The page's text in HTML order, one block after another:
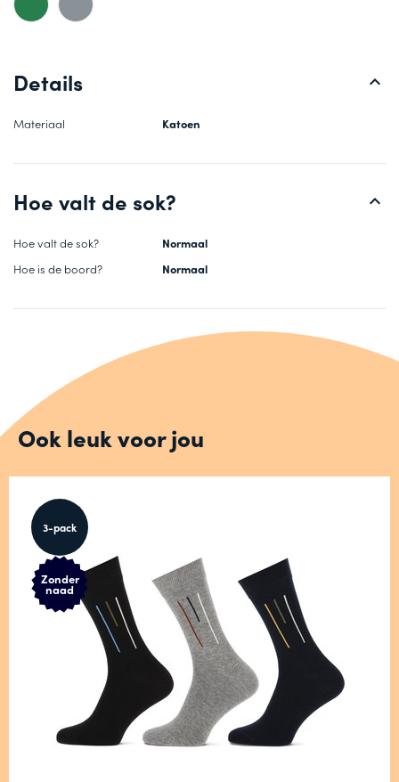
Details
Materiaal Katoen
Hoe valt de sok?
Hoe valt de sok?
Normaal
Hoe is de boord?
Normaal
Ook leuk voor jou
3-pack
Zonder
naad